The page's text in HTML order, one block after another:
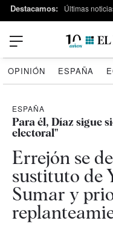
Destacamos: Últimas
OPINIÓN ESPAÑA
ESPAÑA
Para él, Díaz sigue
electoral"
Errejón se
sustituto de
Sumar y